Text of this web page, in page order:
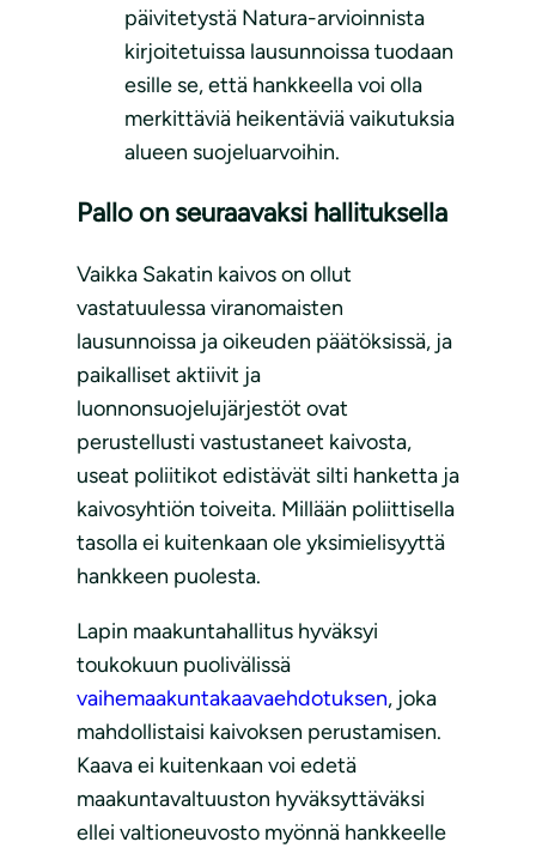
päivitetystä Natura-arvioinnista
kirjoitetuissa lausunnoissa tuodaan
esille se, että hankkeella voi olla
merkittäviä heikentäviä vaikutuksia
alueen suojeluarvoihin.
Pallo on seuraavaksi hallituksella
Vaikka Sakatin kaivos on ollut
vastatuulessa viranomaisten
lausunnoissa ja oikeuden päätöksissä, ja
paikalliset aktiivit ja
luonnonsuojelujärjestöt ovat
perustellusti vastustaneet kaivosta,
useat poliitikot edistävät silti hanketta ja
kaivosyhtiön toiveita. Millään poliittisella
tasolla ei kuitenkaan ole yksimielisyyttä
hankkeen puolesta.
Lapin maakuntahallitus hyväksyi
toukokuun puolivälissä
vaihemaakuntakaavaehdotuksen, joka
mahdollistaisi kaivoksen perustamisen.
Kaava ei kuitenkaan voi edetä
maakuntavaltuuston hyväksyttäväksi
ellei valtioneuvosto myönnä hankkeelle